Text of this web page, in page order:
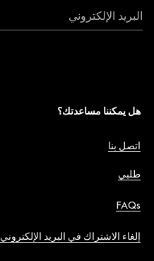
البريد الإلكتروني
هل يمكننا مساعدتك؟
اتصل بنا
طلبي
FAQs
إلغاء الاشتراك في البريد الإلكتروني